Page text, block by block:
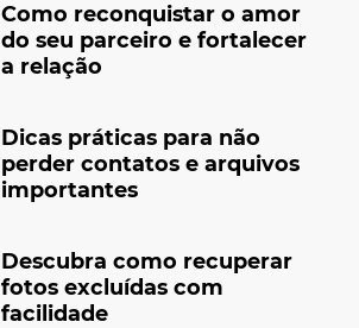
Como reconquistar o amor
do seu parceiro e fortalecer
a relação
Dicas práticas para não
perder contatos e arquivos
importantes
Descubra como recuperar
fotos excluídas com
facilidade